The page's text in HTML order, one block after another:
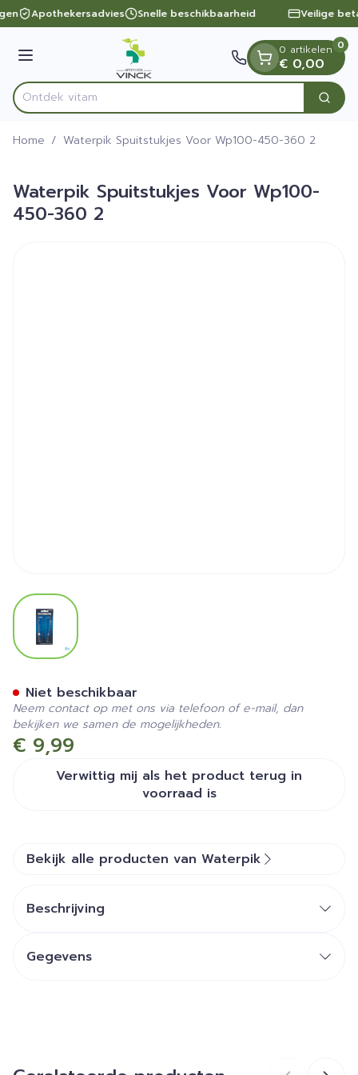
Ga naar de inhoud
1 van 1
Apothekersadvies Snelle beschikbaarheid Veilige
Menu
Product, merk, categorie...
Ontde Zoek
0 artikelen
€ 0,00
0
Home / Waterpik Spuitstukjes Voor Wp100-450-360 2
Waterpik Spuitstukjes Voor Wp100-
450-360 2
View larger image
€ 9,99
Verwittig mij als het product terug in
voorraad is
Niet beschikbaar
Neem contact op met ons via telefoon of e-mail, dan
bekijken we samen de mogelijkheden.
Bekijk alle producten van Waterpik
Beschrijving
Gegevens